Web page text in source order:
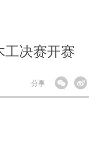
工决赛开赛
分享